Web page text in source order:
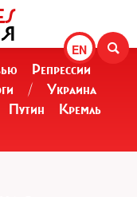
EN
Репрессии
/
Украина
Путин
Кремль